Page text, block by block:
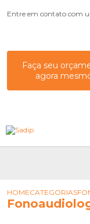
Entre em contato com
Faça seu
agora
HOMECATEGORIAS